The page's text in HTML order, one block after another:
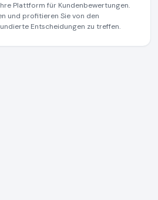
Plattform für Kundenbewertungen.
und profitieren Sie von den
Entscheidungen zu treffen.